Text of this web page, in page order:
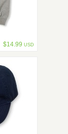
$14.99 USD